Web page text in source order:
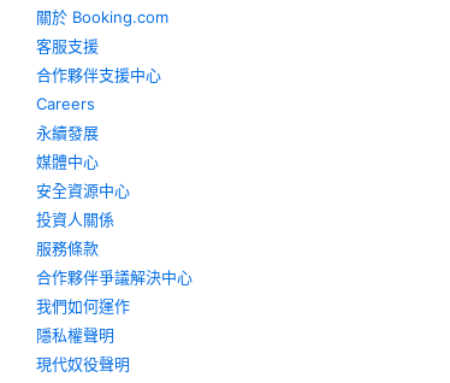
關於 Booking.com
客服支援
合作夥伴支援中心
Careers
永續發展
媒體中心
安全資源中心
投資人關係
服務條款
合作夥伴爭議解決中心
我們如何運作
隱私權聲明
現代奴役聲明